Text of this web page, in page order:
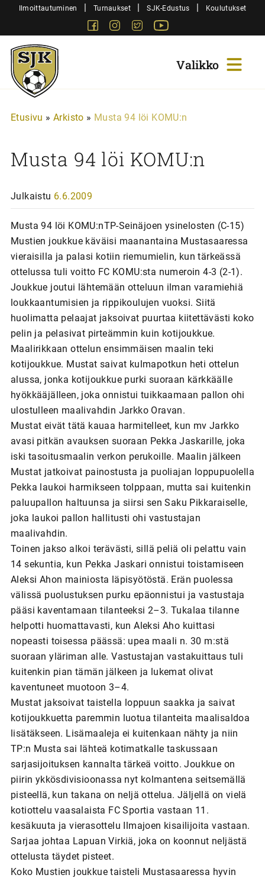
SiirryIlmoittautuminen | Turnaukset | SJK-Edustus | Koulutukset
FacebookInstagram
Twitter
Sjk-
Juniorit
Etusivu » Arkisto » Musta 94 löi KOMU:n
Musta 94 löi KOMU:n
Julkaistu 6.6.2009
Musta 94 löi KOMU:nTP-Seinäjoen ysinelosten (C-15)
Mustien joukkue käväisi maanantaina Mustasaaressa
vieraisilla ja palasi kotiin riemumielin, kun tärkeässä
ottelussa tuli voitto FC KOMU:sta numeroin 4-3 (2-1).
Joukkue joutui lähtemään otteluun ilman varamiehiä
loukkaantumisien ja rippikoulujen vuoksi. Siitä
huolimatta pelaajat jaksoivat puurtaa kiitettävästi koko
pelin ja pelasivat pirteämmin kuin kotijoukkue.
Maalirikkaan ottelun ensimmäisen maalin teki
kotijoukkue. Mustat saivat kulmapotkun heti ottelun
alussa, jonka kotijoukkue purki suoraan kärkkäälle
hyökkääjälleen, joka onnistui tuikkaamaan pallon ohi
ulostulleen maalivahdin Jarkko Oravan.
Mustat eivät tätä kauaa harmitelleet, kun mv Jarkko
avasi pitkän avauksen suoraan Pekka Jaskarille, joka
iski tasoitusmaalin verkon perukoille. Maalin jälkeen
Mustat jatkoivat painostusta ja puoliajan loppupuolella
Pekka laukoi harmikseen tolppaan, mutta sai kuitenkin
paluupallon haltuunsa ja siirsi sen Saku Pikkaraiselle,
joka laukoi pallon hallitusti ohi vastustajan
maalivahdin.
Toinen jakso alkoi terävästi, sillä peliä oli pelattu vain
14 sekuntia, kun Pekka Jaskari onnistui toistamiseen
Aleksi Ahon mainiosta läpisyötöstä. Erän puolessa
välissä puolustuksen purku epäonnistui ja vastustaja
pääsi kaventamaan tilanteeksi 2–3. Tukalaa tilanne
helpotti huomattavasti, kun Aleksi Aho kuittasi
nopeasti toisessa päässä: upea maali n. 30 m:stä
suoraan yläriman alle. Vastustajan vastakuittaus tuli
kuitenkin pian tämän jälkeen ja lukemat olivat
kaventuneet muotoon 3–4.
Mustat jaksoivat taistella loppuun saakka ja saivat
kotijoukkuetta paremmin luotua tilanteita maalisaldoa
lisätäkseen. Lisämaaleja ei kuitenkaan nähty ja niin
TP:n Musta sai lähteä kotimatkalle taskussaan
sarjasijoituksen kannalta tärkeä voitto. Joukkue on
piirin ykkösdivisioonassa nyt kolmantena seitsemällä
pisteellä, kun takana on neljä ottelua. Jäljellä on vielä
kotiottelu vaasalaista FC Sportia vastaan 11.
kesäkuuta ja vierasottelu Ilmajoen kisailijoita vastaan.
Sarjaa johtaa Lapuan Virkiä, joka on koonnut neljästä
ottelusta täydet pisteet.
Koko Mustien joukkue taisteli Mustasaaressa hyvin